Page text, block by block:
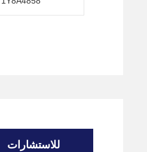
للاستشارات